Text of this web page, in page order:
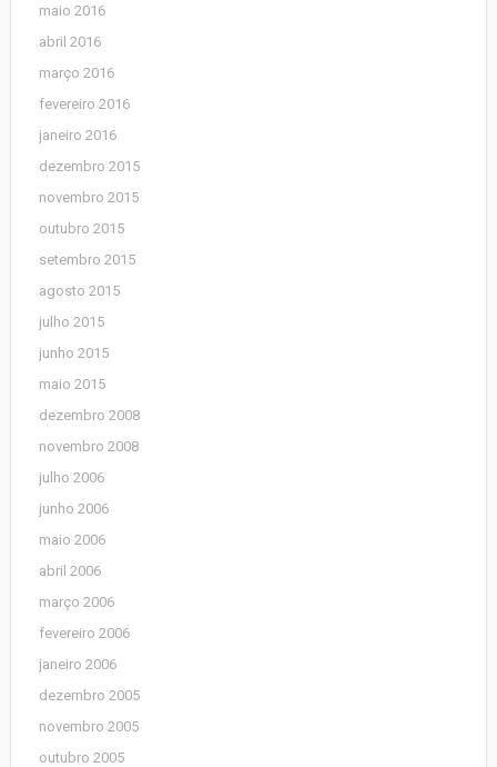
maio 2016
abril 2016
março 2016
fevereiro 2016
janeiro 2016
dezembro 2015
novembro 2015
outubro 2015
setembro 2015
agosto 2015
julho 2015
junho 2015
maio 2015
dezembro 2008
novembro 2008
julho 2006
junho 2006
maio 2006
abril 2006
março 2006
fevereiro 2006
janeiro 2006
dezembro 2005
novembro 2005
outubro 2005